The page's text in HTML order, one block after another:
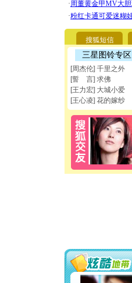
搜狐短信
三星图铃专区
[周杰伦] 千里之外
[誓 言] 求佛
[王力宏] 大城小爱
[王心凌] 花的嫁纱